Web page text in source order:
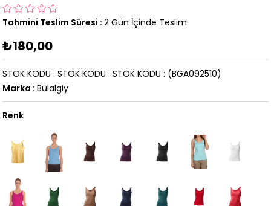
Tahmini Teslim Süresi : 2 Gün İçinde Teslim
₺180,00
(BGA092510)
STOK KODU STOK KODU
STOK KODU
Marka : Bulalgiy
Renk